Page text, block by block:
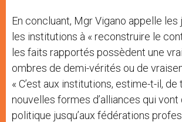
En concluant, Mgr Vigano appelle
les institutions à « reconstruire le
les faits rapportés possèdent une
ombres de demi-vérités ou de
« C’est aux institutions, estime-t-il, de
nouvelles formes d’alliances qui vont
politique jusqu’aux fédérations